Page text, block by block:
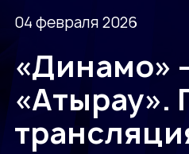
04 февраля 2026
«Динамо»
«Атырау».